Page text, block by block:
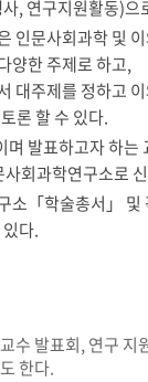
, 연구지원활동)으
인문사회과학 및
양한 주제로 하고,
대주제를 정하고
론 할 수 있다.
며 발표하고자 하는
회과학연구소로
소「학술총서」 및
다.
수 발표회, 연구 지
한다.